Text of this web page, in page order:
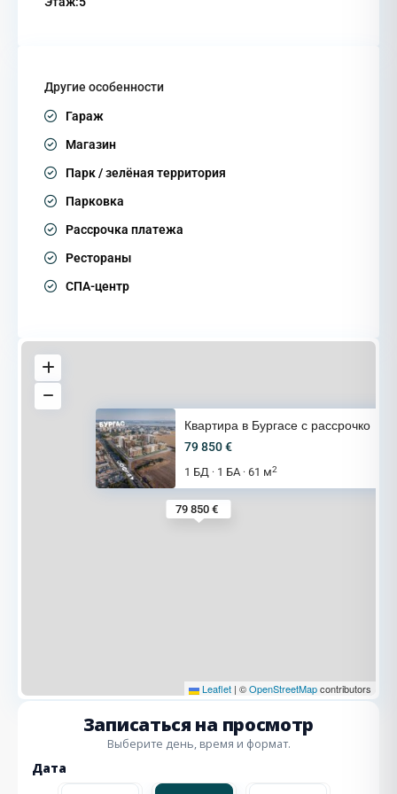
Другие особенности
Гараж
Магазин
Парк / зелёная территория
Парковка
Рассрочка платежа
Рестораны
СПА-центр
79 850 €
Квартира в Бургасе с рассрочко
79 850 €
1 БД · 1 БА · 61 м2
Leaflet | ©OpenStreetMapcontributors
Записаться на просмотр
Выберите день, время и формат.
Дата